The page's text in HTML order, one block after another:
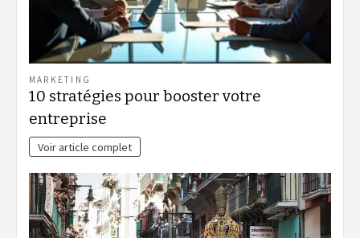
MARKETING
10 stratégies pour booster votre
entreprise
Voir article complet